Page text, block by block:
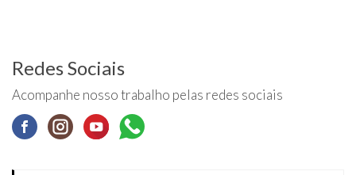
Redes Sociais
Acompanhe nosso trabalho pelas redes sociais